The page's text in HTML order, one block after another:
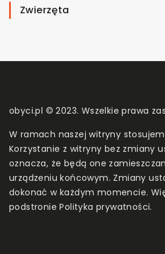
Zwierzęta
obyci.pl © 2023. Wszelkie prawa
W ramach naszej witryny
Korzystanie z witryny bez zmiany
oznacza, że będą one
urządzeniu końcowym. Zmiany
dokonać w każdym momencie.
podstroniePolityka prywatności.